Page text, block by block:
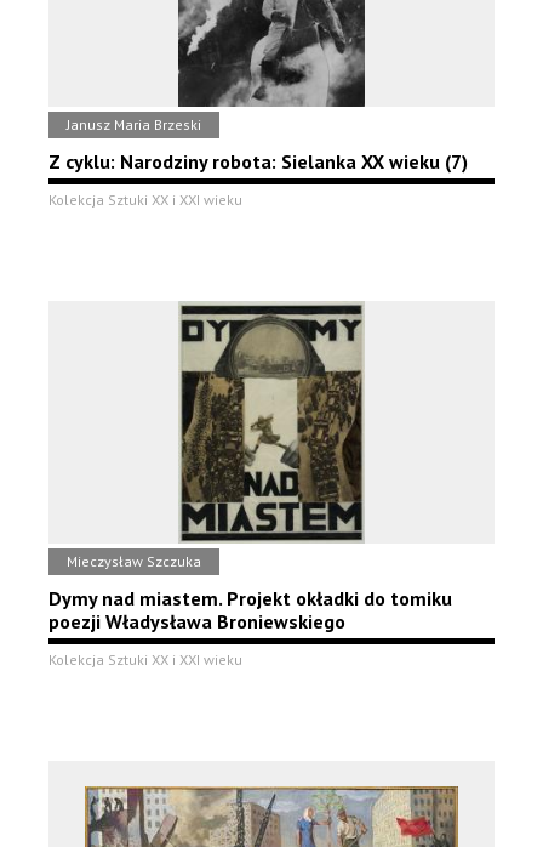
Janusz Maria Brzeski
Z cyklu: Narodziny robota: Sielanka XX wieku (7)
Kolekcja Sztuki XX i XXI wieku
Mieczysław Szczuka
Dymy nad miastem. Projekt okładki do tomiku
poezji Władysława Broniewskiego
Kolekcja Sztuki XX i XXI wieku